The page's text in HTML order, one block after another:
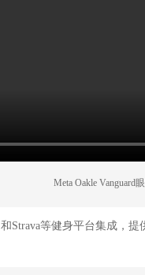
Meta Oakle Vanguard
Strava等健身平台集成，